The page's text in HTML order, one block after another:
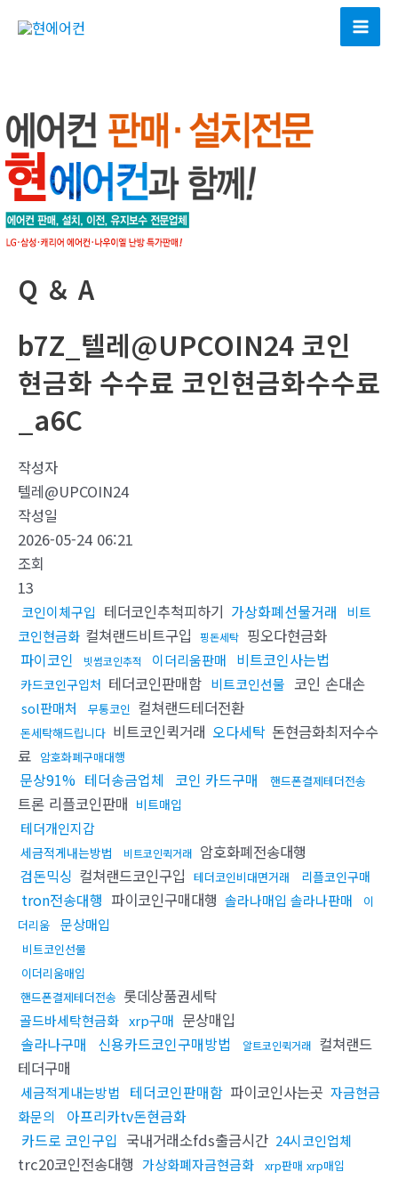
너
뛰
기
Main
Q ＆ A
b7Z_텔레@UPCOIN24 코인
현금화 수수료 코인현금화수수료
_a6C
작성자
텔레@UPCOIN24
작성일
2026-05-24 06:21
조회
13
코인이체구입 테더코인추척피하기 가상화폐선물거래
비트
코인현금화 컬쳐랜드비트구입 핑돈세탁 핑오다현금화
파이코인
빗썸코인추적 이더리움판매 비트코인사는법
카드코인구입처 테더코인판매함 비트코인선물 코인 손대손
sol판매처 무통코인 컬쳐랜드테더전환
돈세탁해드립니다 비트코인퀵거래 오다세탁 돈현금화최저수수
료 암호화폐구매대행
문상91% 테더송금업체 코인 카드구매 핸드폰결제테더전송
트론 리플코인판매 비트매입
테더개인지갑
세금적게내는방법 비트코인퀵거래 암호화폐전송대행
검돈믹싱 컬쳐랜드코인구입 테더코인비대면거래 리플코인구매
tron전송대행 파이코인구매대행 솔라나매입 솔라나판매
이
더리움
문상매입
비트코인선물
이더리움매입
핸드폰결제테더전송 롯데상품권세탁
골드바세탁현금화 xrp구매 문상매입
솔라나구매
신용카드코인구매방법 알트코인퀵거래 컬쳐랜드
테더구매
세금적게내는방법 테더코인판매함 파이코인사는곳 자금현금
화문의
아프리카tv돈현금화
카드로 코인구입 국내거래소fds출금시간 24시코인업체
trc20코인전송대행 가상화폐자금현금화 xrp판매 xrp매입